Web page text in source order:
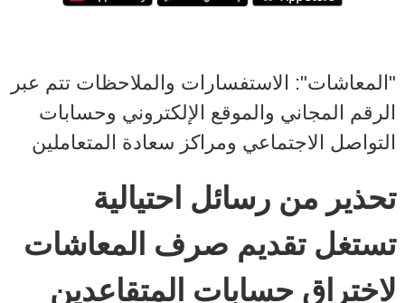
"المعاشات": الاستفسارات والملاحظات تتم عبر
الرقم المجاني والموقع الإلكتروني وحسابات
التواصل الاجتماعي ومراكز سعادة المتعاملين
تحذير من رسائل احتيالية
تستغل تقديم صرف المعاشات
لاختراق حسابات المتقاعدين